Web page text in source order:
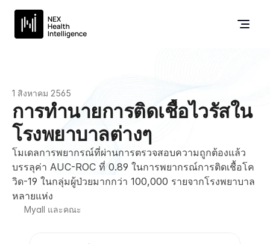
1 สิงหาคม 2565
การทำนายการติดเชื้อไวรัสใน
โรงพยาบาลต่างๆ
โมเดลการพยากรณ์ที่ผ่านการตรวจสอบความถูกต้องแล้ว
บรรลุค่า AUC-ROC ที่ 0.89 ในการพยากรณ์การติดเชื้อโค
วิด-19 ในกลุ่มผู้ป่วยมากกว่า 100,000 รายจากโรงพยาบาล
หลายแห่ง
Myall และคณะ